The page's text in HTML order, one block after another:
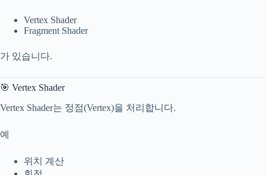
Vertex Shader
Fragment Shader
가 있습니다.
🎯 Vertex Shader
Vertex Shader는 정점(Vertex)을 처리합니다.
예
위치 계산